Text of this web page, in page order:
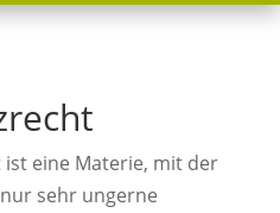
eine Materie, mit der
sehr ungerne